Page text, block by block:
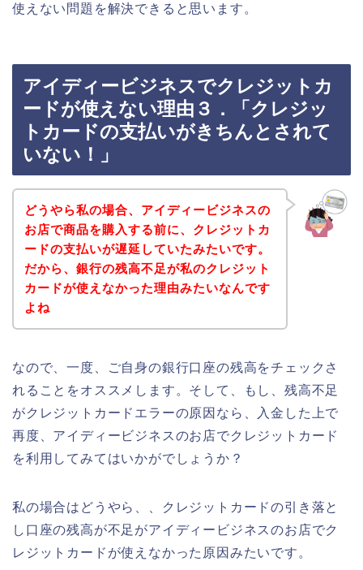
使えない問題を解決できると思います。
アイディービジネスでクレジットカ
ードが使えない理由３．「クレジッ
トカードの支払いがきちんとされて
いない！」
どうやら私の場合、アイディービジネスの
お店で商品を購入する前に、クレジットカ
ードの支払いが遅延していたみたいです。
だから、銀行の残高不足が私のクレジット
カードが使えなかった理由みたいなんです
よね
なので、一度、ご自身の銀行口座の残高をチェックさ
れることをオススメします。そして、もし、残高不足
がクレジットカードエラーの原因なら、入金した上で
再度、アイディービジネスのお店でクレジットカード
を利用してみてはいかがでしょうか？
私の場合はどうやら、、クレジットカードの引き落と
し口座の残高が不足がアイディービジネスのお店でク
レジットカードが使えなかった原因みたいです。